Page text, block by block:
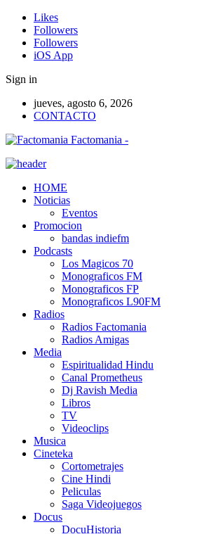
Likes
Followers
Followers
iOS App
Sign in
jueves, agosto 6, 2026
CONTACTO
Factomania -
HOME
Noticias
Eventos
Promocion
bandas indiefm
Podcasts
Los Magicos 70
Monograficos FM
Monograficos FP
Monograficos L90FM
Radios
Radios Factomania
Radios Amigas
Media
Espiritualidad Hindu
Canal Prometheus
Dj Ravish Media
Libros
TV
Videoclips
Musica
Cineteka
Cortometrajes
Cine Hindi
Peliculas
Saga Videojuegos
Docus
DocuHistoria